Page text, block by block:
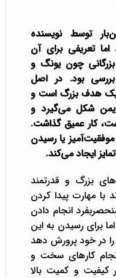
توسط نویسنده
تعریفی برای آن
بزرگانی چون یونگ و
بود. در اصل
یک هدف بزرگ است و
شکل می‌گیرد و
کار عمیق گذاشت.
موفقیت‌آمیز یا رسیدن
ایجاد می‌کند‌.
بزرگ و قدرتمند
مهارت پیدا کردن
انجام دادن
برای رسیدن به این
را در خود پرورش دهد
کارهای سخت و
و کمیت بالا